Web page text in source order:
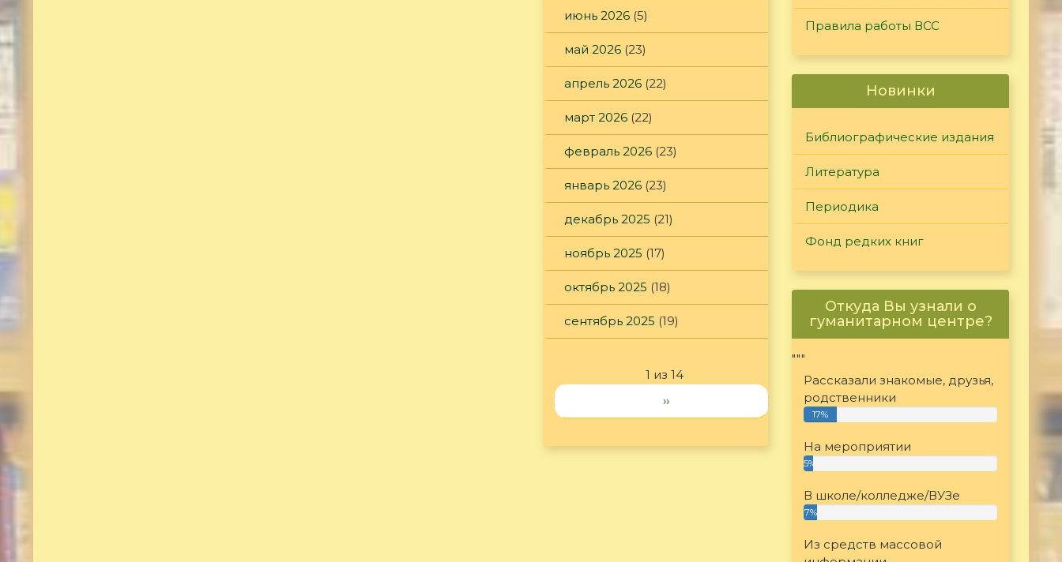
июнь 2026 (5)
май 2026 (23)
апрель 2026 (22)
март 2026 (22)
февраль 2026 (23)
январь 2026 (23)
декабрь 2025 (21)
ноябрь 2025 (17)
октябрь 2025 (18)
сентябрь 2025 (19)
1 из 14
››
Правила работы ВСС
Новинки
Библиографические издания
Литература
Периодика
Фонд редких книг
Откуда Вы узнали о
гуманитарном центре?
"""
Рассказали знакомые, друзья,
родственники
17%
На мероприятии
5%
В школе/колледже/ВУЗе
7%
Из средств массовой